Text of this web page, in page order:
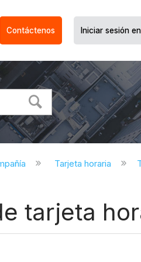
Contáctenos Iniciar sesión
Tarjeta horaria
tarjeta